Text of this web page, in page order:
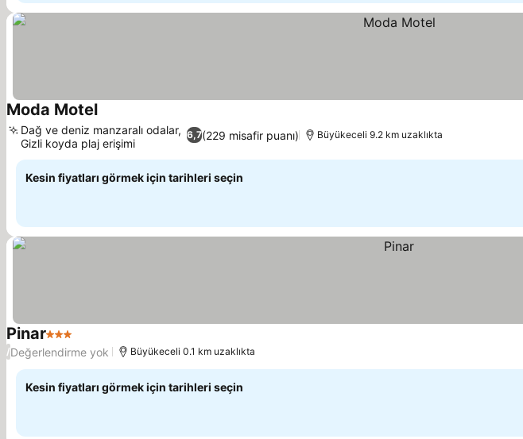
Moda Motel
6,7(229 misafir puanı)
Dağ ve deniz manzaralı odalar,
Gizli koyda plaj erişimi
Büyükeceli 9.2 km uzaklıkta
Kesin fiyatları görmek için tarihleri seçin
Pinar3 Yıldız
/Değerlendirme yok Büyükeceli 0.1 km uzaklıkta
Kesin fiyatları görmek için tarihleri seçin